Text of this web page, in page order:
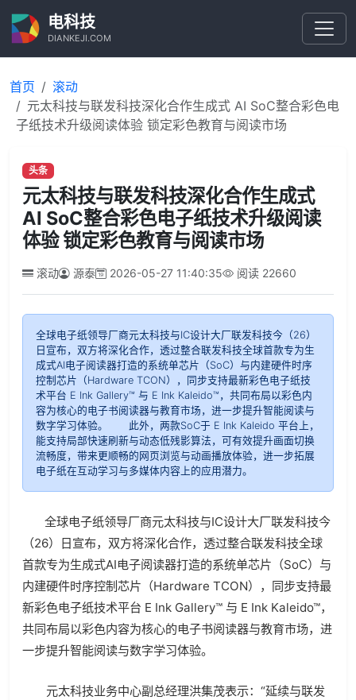
电科技
DIANKEJI.COM
首页
滚动
元太科技与联发科技深化合作生成式 AI SoC整合彩色电
子纸技术升级阅读体验 锁定彩色教育与阅读市场
头条
元太科技与联发科技深化合作生成式
AI SoC整合彩色电子纸技术升级阅读
体验 锁定彩色教育与阅读市场
滚动 源泰 2026-05-27 11:40:35 阅读 22660
全球电子纸领导厂商元太科技与IC设计大厂联发科技今（26）
日宣布，双方将深化合作，透过整合联发科技全球首款专为生
成式AI电子阅读器打造的系统单芯片（SoC）与内建硬件时序
控制芯片（Hardware TCON），同步支持最新彩色电子纸技
术平台 E Ink Gallery™ 与 E Ink Kaleido™，共同布局以彩色内
容为核心的电子书阅读器与教育市场，进一步提升智能阅读与
数字学习体验。 此外，两款SoC于 E Ink Kaleido 平台上，
能支持局部快速刷新与动态低残影算法，可有效提升画面切换
流畅度，带来更顺畅的网页浏览与动画播放体验，进一步拓展
电子纸在互动学习与多媒体内容上的应用潜力。
全球电子纸领导厂商元太科技与IC设计大厂联发科技今
（26）日宣布，双方将深化合作，透过整合联发科技全球
首款专为生成式AI电子阅读器打造的系统单芯片（SoC）与
内建硬件时序控制芯片（Hardware TCON），同步支持最
新彩色电子纸技术平台 E Ink Gallery™ 与 E Ink Kaleido™，
共同布局以彩色内容为核心的电子书阅读器与教育市场，进
一步提升智能阅读与数字学习体验。
元太科技业务中心副总经理洪集茂表示：“延续与联发